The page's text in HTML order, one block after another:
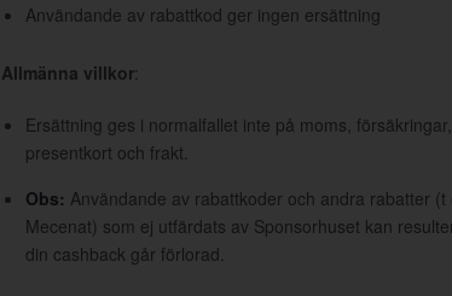
Användande av rabattkod ger ingen ersättning
Allmänna villkor:
Ersättning ges i normalfallet inte på moms, försäkringar,
presentkort och frakt.
Obs: Användande av rabattkoder och andra rabatter (t
Mecenat) som ej utfärdats av Sponsorhuset kan
din cashback går förlorad.